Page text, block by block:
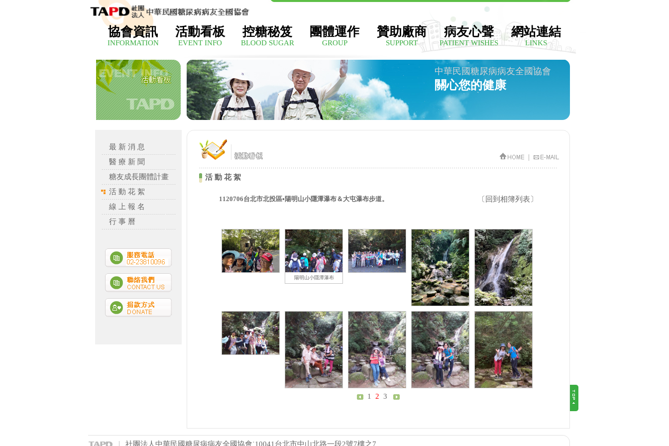
協會資訊
INFORMATION
活動看板
EVENT INFO
控糖秘笈
BLOOD SUGAR
團體運作
GROUP
贊助廠商
SUPPORT
病友心聲
PATIENT WISHES
網站連結
LINKS
中華民國糖尿病病友全國協會
關心您的健康
最 新 消 息
醫 療 新 聞
糖友成長團體計畫
活 動 花 絮
線 上 報 名
行 事 曆
|
活 動 花 絮
1120706台北市北投區•陽明山小隱潭瀑布＆大屯瀑布步道。 〔 回到相簿列表 〕
陽明山小隱潭瀑布
1 2 3
社團法人中華民國糖尿病病友全國協會˙10041台北市中山北路一段2號7樓之7